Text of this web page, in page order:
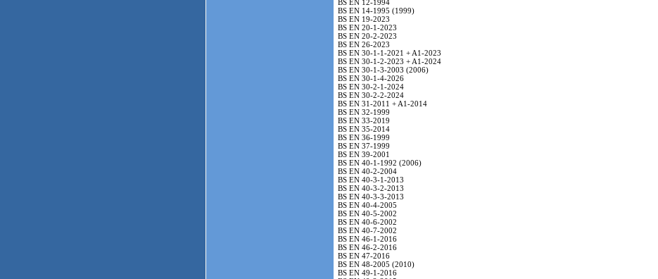
BS EN 12-1994
BS EN 14-1995 (1999)
BS EN 19-2023
BS EN 20-1-2023
BS EN 20-2-2023
BS EN 26-2023
BS EN 30-1-1-2021 + A1-2023
BS EN 30-1-2-2023 + A1-2024
BS EN 30-1-3-2003 (2006)
BS EN 30-1-4-2026
BS EN 30-2-1-2024
BS EN 30-2-2-2024
BS EN 31-2011 + A1-2014
BS EN 32-1999
BS EN 33-2019
BS EN 35-2014
BS EN 36-1999
BS EN 37-1999
BS EN 39-2001
BS EN 40-1-1992 (2006)
BS EN 40-2-2004
BS EN 40-3-1-2013
BS EN 40-3-2-2013
BS EN 40-3-3-2013
BS EN 40-4-2005
BS EN 40-5-2002
BS EN 40-6-2002
BS EN 40-7-2002
BS EN 46-1-2016
BS EN 46-2-2016
BS EN 47-2016
BS EN 48-2005 (2010)
BS EN 49-1-2016